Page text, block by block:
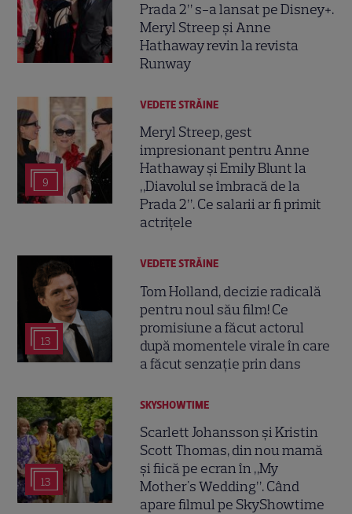
Prada 2” s-a lansat pe Disney+.
Meryl Streep și Anne
Hathaway revin la revista
Runway
9
VEDETE STRĂINE
Meryl Streep, gest
impresionant pentru Anne
Hathaway și Emily Blunt la
„Diavolul se îmbracă de la
Prada 2”. Ce salarii ar fi primit
actrițele
13
VEDETE STRĂINE
Tom Holland, decizie radicală
pentru noul său film! Ce
promisiune a făcut actorul
după momentele virale în care
a făcut senzație prin dans
13
SKYSHOWTIME
Scarlett Johansson și Kristin
Scott Thomas, din nou mamă
și fiică pe ecran în „My
Mother's Wedding”. Când
apare filmul pe SkyShowtime